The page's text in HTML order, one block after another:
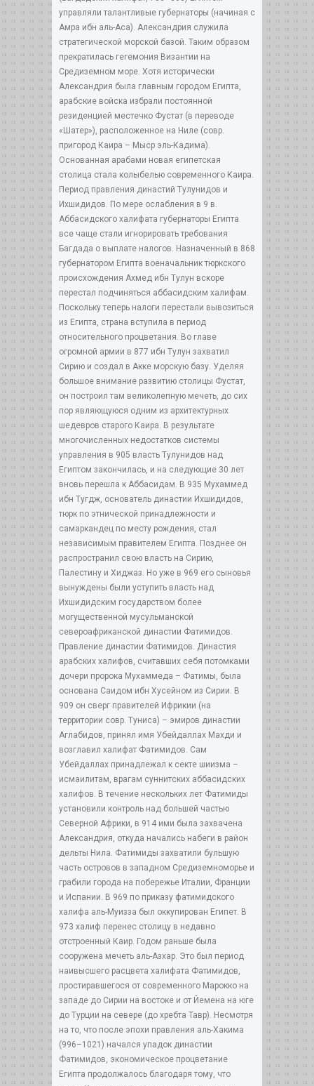
управляли талантливые губернаторы (начиная с
Амра ибн аль-Аса). Александрия служила
стратегической морской базой. Таким образом
прекратилась гегемония Византии на
Средиземном море. Хотя исторически
Александрия была главным городом Египта,
арабские войска избрали постоянной
резиденцией местечко Фустат (в переводе
«Шатер»), расположенное на Ниле (совр.
пригород Каира – Мыср эль-Кадима).
Основанная арабами новая египетская
столица стала колыбелью современного Каира.
Период правления династий Тулунидов и
Ихшидидов. По мере ослабления в 9 в.
Аббасидского халифата губернаторы Египта
все чаще стали игнорировать требования
Багдада о выплате налогов. Назначенный в 868
губернатором Египта военачальник тюркского
происхождения Ахмед ибн Тулун вскоре
перестал подчиняться аббасидским халифам.
Поскольку теперь налоги перестали вывозиться
из Египта, страна вступила в период
относительного процветания. Во главе
огромной армии в 877 ибн Тулун захватил
Сирию и создал в Акке морскую базу. Уделяя
большое внимание развитию столицы Фустат,
он построил там великолепную мечеть, до сих
пор являющуюся одним из архитектурных
шедевров старого Каира. В результате
многочисленных недостатков системы
управления в 905 власть Тулунидов над
Египтом закончилась, и на следующие 30 лет
вновь перешла к Аббасидам. В 935 Мухаммед
ибн Тугдж, основатель династии Ихшидидов,
тюрк по этнической принадлежности и
самаркандец по месту рождения, стал
независимым правителем Египта. Позднее он
распространил свою власть на Сирию,
Палестину и Хиджаз. Но уже в 969 его сыновья
вынуждены были уступить власть над
Ихшидидским государством более
могущественной мусульманской
североафриканской династии Фатимидов.
Правление династии Фатимидов. Династия
арабских халифов, считавших себя потомками
дочери пророка Мухаммеда – Фатимы, была
основана Саидом ибн Хусейном из Сирии. В
909 он сверг правителей Ифрикии (на
территории совр. Туниса) – эмиров династии
Аглабидов, принял имя Убейдаллах Махди и
возглавил халифат Фатимидов. Сам
Убейдаллах принадлежал к секте шиизма –
исмаилитам, врагам суннитских аббасидских
халифов. В течение нескольких лет Фатимиды
установили контроль над большей частью
Северной Африки, в 914 ими была захвачена
Александрия, откуда начались набеги в район
дельты Нила. Фатимиды захватили бульшую
часть островов в западном Средиземноморье и
грабили города на побережье Италии, Франции
и Испании. В 969 по приказу фатимидского
халифа аль-Муизза был оккупирован Египет. В
973 халиф перенес столицу в недавно
отстроенный Каир. Годом раньше была
сооружена мечеть аль-Азхар. Это был период
наивысшего расцвета халифата Фатимидов,
простиравшегося от современного Марокко на
западе до Сирии на востоке и от Йемена на юге
до Турции на севере (до хребта Тавр). Несмотря
на то, что после эпохи правления аль-Хакима
(996–1021) начался упадок династии
Фатимидов, экономическое процветание
Египта продолжалось благодаря тому, что